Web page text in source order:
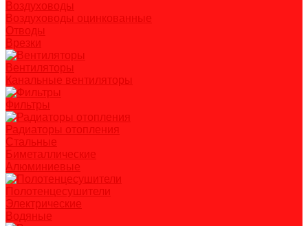
Воздуховоды
Воздуховоды оцинкованные
Отводы
Врезки
Вентиляторы
Канальные вентиляторы
Фильтры
Радиаторы отопления
Стальные
Биметаллические
Алюминиевые
Полотенцесушители
Электрические
Водяные